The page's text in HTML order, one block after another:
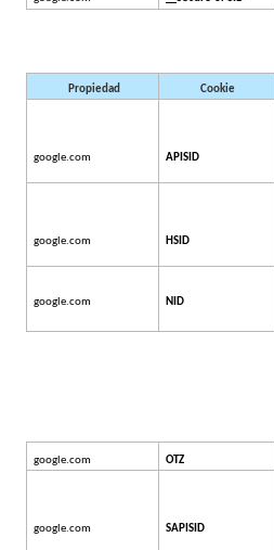
Propiedad Cookie
google.com APISID
google.com HSID
google.com NID
google.com OTZ
google.com SAPISID